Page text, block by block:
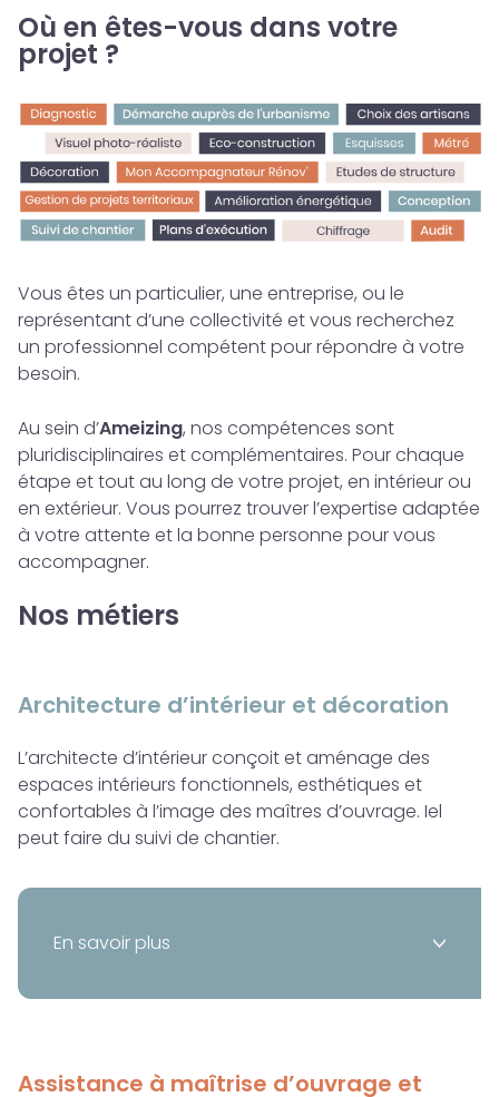
Où en êtes-vous dans votre
projet ?
Vous êtes un particulier, une entreprise, ou le
représentant d’une collectivité et vous recherchez
un professionnel compétent pour répondre à votre
besoin.
Au sein d’Ameizing, nos compétences sont
pluridisciplinaires et complémentaires. Pour chaque
étape et tout au long de votre projet, en intérieur ou
en extérieur. Vous pourrez trouver l’expertise adaptée
à votre attente et la bonne personne pour vous
accompagner.
Nos métiers
Architecture d’intérieur et décoration
L’architecte d’intérieur conçoit et aménage des
espaces intérieurs fonctionnels, esthétiques et
confortables à l’image des maîtres d’ouvrage. Iel
peut faire du suivi de chantier.
En savoir plus >
Assistance à maîtrise d’ouvrage et